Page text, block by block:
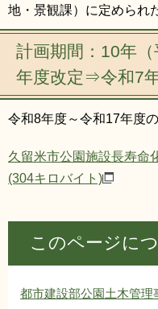
地・景観課）に定められ
計画期間：10年
年度改定⇒令和7年
令和8年度～令和17年度
久留米市公園施設長寿命
(304キロバイト)
このページに
都市建設部公園土木管理